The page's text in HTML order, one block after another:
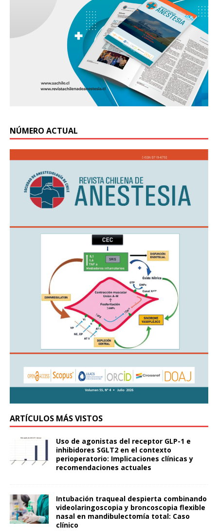
NÚMERO ACTUAL
ARTÍCULOS MÁS VISTOS
Uso de agonistas del receptor GLP-1 e
inhibidores SGLT2 en el contexto
perioperatorio: Implicaciones clínicas y
recomendaciones actuales
Intubación traqueal despierta combinando
videolaringoscopia y broncoscopia flexible
nasal en mandibulectomía total: Caso
clínico